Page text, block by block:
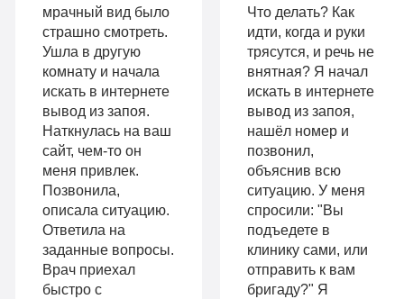
Индивидуальная
терапия
Усиленная
детоксикация
Гарантия
длительной
ремиссии
Личный
санузел
детоксикация
Гарантия
длительной
ремиссии
Личный
санузел
Больничный
лист
мрачный вид было
страшно смотреть.
Ушла в другую
комнату и начала
искать в интернете
вывод из запоя.
Наткнулась на ваш
сайт, чем-то он
меня привлек.
Позвонила,
описала ситуацию.
Ответила на
заданные вопросы.
Врач приехал
быстро с
Что делать? Как
идти, когда и руки
трясутся, и речь не
внятная? Я начал
искать в интернете
вывод из запоя,
нашёл номер и
позвонил,
объяснив всю
ситуацию. У меня
спросили: "Вы
подъедете в
клинику сами, или
отправить к вам
бригаду?" Я